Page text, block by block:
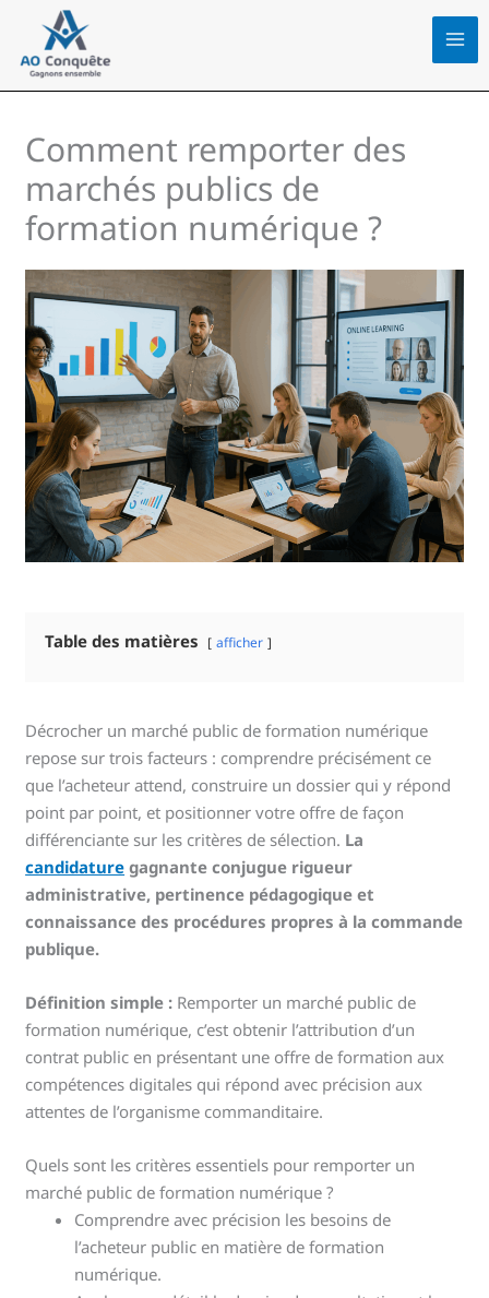
contenu
Comment remporter des
marchés publics de
formation numérique ?
Table des matières afficher
Décrocher un marché public de formation numérique
repose sur trois facteurs : comprendre précisément ce
que l’acheteur attend, construire un dossier qui y répond
point par point, et positionner votre offre de façon
différenciante sur les critères de sélection. La
candidature gagnante conjugue rigueur
administrative, pertinence pédagogique et
connaissance des procédures propres à la commande
publique.
Définition simple : Remporter un marché public de
formation numérique, c’est obtenir l’attribution d’un
contrat public en présentant une offre de formation aux
compétences digitales qui répond avec précision aux
attentes de l’organisme commanditaire.
Quels sont les critères essentiels pour remporter un
marché public de formation numérique ?
Comprendre avec précision les besoins de
l’acheteur public en matière de formation
numérique.